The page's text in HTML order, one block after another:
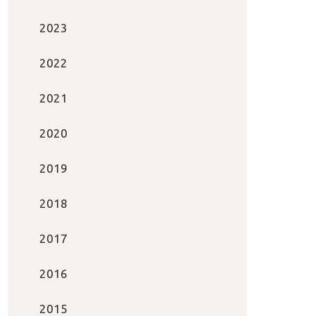
2023
2022
2021
2020
2019
2018
2017
2016
2015